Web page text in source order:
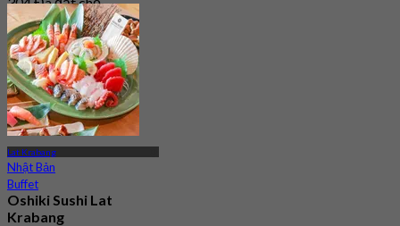
Từ฿ 259
Lat Krabang
Nhật Bản
Buffet
Oshiki Sushi Lat
Krabang